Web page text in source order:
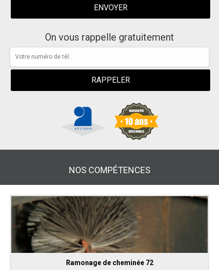
On vous rappelle gratuitement
NOS COMPÉTENCES
Ramonage de cheminée 72